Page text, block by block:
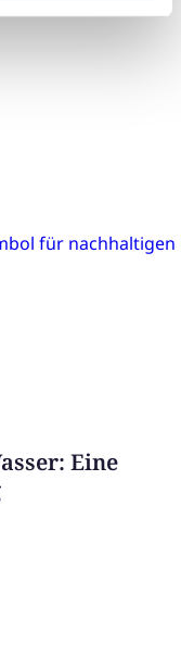
Eine